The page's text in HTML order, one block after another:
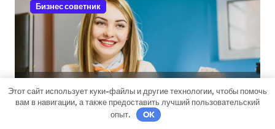
Бизнес советник
Микрокредиты: возможности
и подводные камни
Этот сайт использует куки-файлы и другие технологии, чтобы помочь
вам в навигации, а также предоставить лучший пользовательский
опыт.
OK